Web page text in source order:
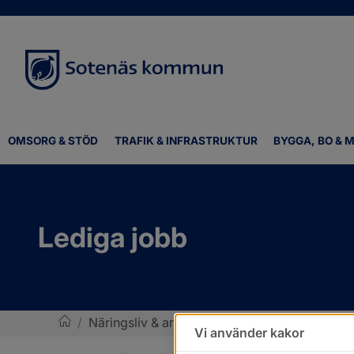
OMSORG & STÖD TRAFIK & INFRASTRUKTUR BYGGA, BO &
Lediga jobb
/ Näringsliv & arbete
Vi använder kakor